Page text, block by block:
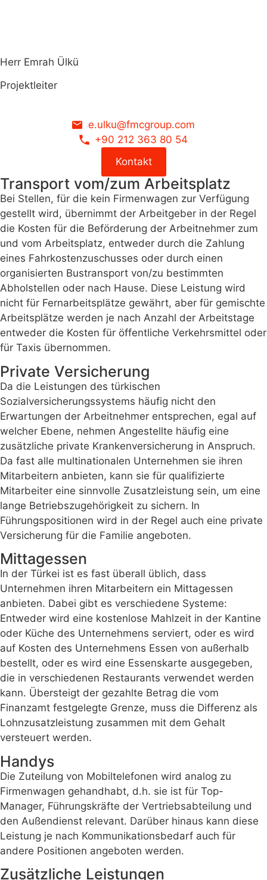
Herr Emrah Ülkü
Projektleiter
e.ulku@fmcgroup.com
+90 212 363 80 54
Kontakt
Transport vom/zum Arbeitsplatz
Bei Stellen, für die kein Firmenwagen zur Verfügung
gestellt wird, übernimmt der Arbeitgeber in der Regel
die Kosten für die Beförderung der Arbeitnehmer zum
und vom Arbeitsplatz, entweder durch die Zahlung
eines Fahrkostenzuschusses oder durch einen
organisierten Bustransport von/zu bestimmten
Abholstellen oder nach Hause. Diese Leistung wird
nicht für Fernarbeitsplätze gewährt, aber für gemischte
Arbeitsplätze werden je nach Anzahl der Arbeitstage
entweder die Kosten für öffentliche Verkehrsmittel oder
für Taxis übernommen.
Private Versicherung
Da die Leistungen des türkischen
Sozialversicherungssystems häufig nicht den
Erwartungen der Arbeitnehmer entsprechen, egal auf
welcher Ebene, nehmen Angestellte häufig eine
zusätzliche private Krankenversicherung in Anspruch.
Da fast alle multinationalen Unternehmen sie ihren
Mitarbeitern anbieten, kann sie für qualifizierte
Mitarbeiter eine sinnvolle Zusatzleistung sein, um eine
lange Betriebszugehörigkeit zu sichern. In
Führungspositionen wird in der Regel auch eine private
Versicherung für die Familie angeboten.
Mittagessen
In der Türkei ist es fast überall üblich, dass
Unternehmen ihren Mitarbeitern ein Mittagessen
anbieten. Dabei gibt es verschiedene Systeme:
Entweder wird eine kostenlose Mahlzeit in der Kantine
oder Küche des Unternehmens serviert, oder es wird
auf Kosten des Unternehmens Essen von außerhalb
bestellt, oder es wird eine Essenskarte ausgegeben,
die in verschiedenen Restaurants verwendet werden
kann. Übersteigt der gezahlte Betrag die vom
Finanzamt festgelegte Grenze, muss die Differenz als
Lohnzusatzleistung zusammen mit dem Gehalt
versteuert werden.
Handys
Die Zuteilung von Mobiltelefonen wird analog zu
Firmenwagen gehandhabt, d.h. sie ist für Top-
Manager, Führungskräfte der Vertriebsabteilung und
den Außendienst relevant. Darüber hinaus kann diese
Leistung je nach Kommunikationsbedarf auch für
andere Positionen angeboten werden.
Zusätzliche Leistungen